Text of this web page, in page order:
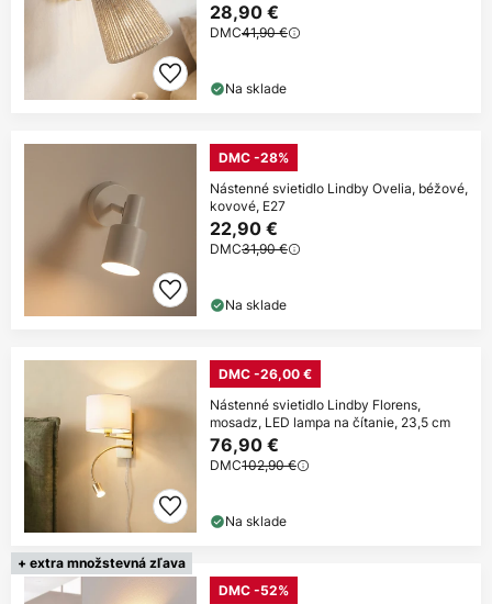
28,90 €
DMC41,90 €
Na sklade
DMC -28%
Nástenné svietidlo Lindby Ovelia, béžové,
kovové, E27
22,90 €
DMC31,90 €
Na sklade
DMC -26,00 €
Nástenné svietidlo Lindby Florens,
mosadz, LED lampa na čítanie, 23,5 cm
76,90 €
DMC102,90 €
Na sklade
+ extra množstevná zľava
DMC -52%